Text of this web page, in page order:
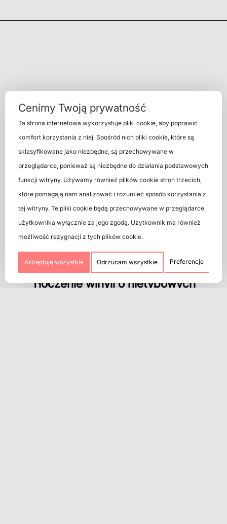
Zobacz również
Tłoczenie winyli o nietypowych
Cenimy Twoją prywatność
Ta strona internetowa wykorzystuje pliki cookie, aby poprawić
komfort korzystania z niej. Spośród nich pliki cookie, które są
sklasyfikowane jako niezbędne, są przechowywane w
przeglądarce, ponieważ są niezbędne do działania podstawowych
funkcji witryny. Używamy również plików cookie stron trzecich,
które pomagają nam analizować i rozumieć sposób korzystania z
tej witryny. Te pliki cookie będą przechowywane w przeglądarce
użytkownika wyłącznie za jego zgodą. Użytkownik ma również
możliwość rezygnacji z tych plików cookie.
Akceptuję wszystkie Odrzucam wszystkie Preferencje